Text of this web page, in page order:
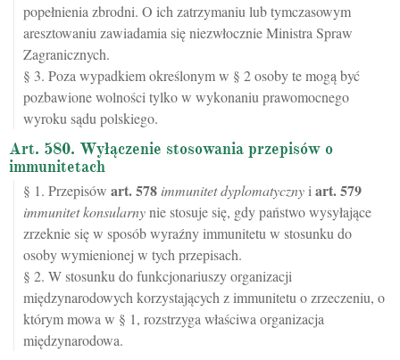
popełnienia zbrodni. O ich zatrzymaniu lub tymczasowym
aresztowaniu zawiadamia się niezwłocznie Ministra Spraw
Zagranicznych.
§ 3. Poza wypadkiem określonym w § 2 osoby te mogą być
pozbawione wolności tylko w wykonaniu prawomocnego
wyroku sądu polskiego.
Art. 580. Wyłączenie stosowania przepisów o
immunitetach
§ 1. Przepisów art.578 immunitet dyplomatyczny i art.579
immunitet konsularnynie stosuje się, gdy państwo wysyłające
zrzeknie się w sposób wyraźny immunitetu w stosunku do
osoby wymienionej w tych przepisach.
§ 2. W stosunku do funkcjonariuszy organizacji
międzynarodowych korzystających z immunitetu o zrzeczeniu, o
którym mowa w § 1, rozstrzyga właściwa organizacja
międzynarodowa.